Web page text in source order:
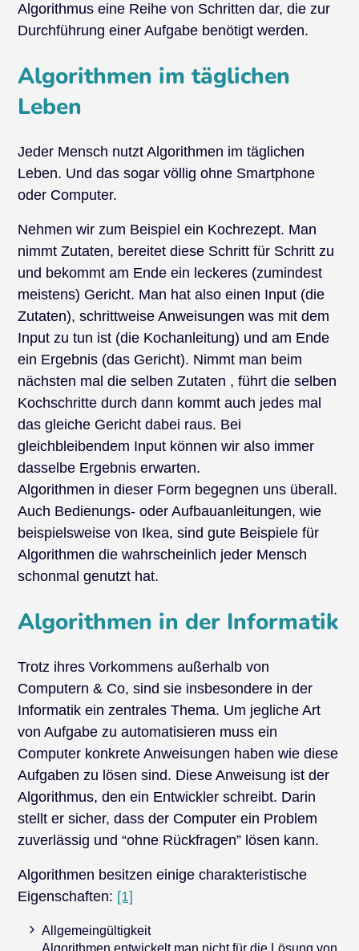
Algorithmus eine Reihe von Schritten dar, die zur
Durchführung einer Aufgabe benötigt werden.
Algorithmen im täglichen
Leben
Jeder Mensch nutzt Algorithmen im täglichen
Leben. Und das sogar völlig ohne Smartphone
oder Computer.
Nehmen wir zum Beispiel ein Kochrezept. Man
nimmt Zutaten, bereitet diese Schritt für Schritt zu
und bekommt am Ende ein leckeres (zumindest
meistens) Gericht. Man hat also einen Input (die
Zutaten), schrittweise Anweisungen was mit dem
Input zu tun ist (die Kochanleitung) und am Ende
ein Ergebnis (das Gericht). Nimmt man beim
nächsten mal die selben Zutaten , führt die selben
Kochschritte durch dann kommt auch jedes mal
das gleiche Gericht dabei raus. Bei
gleichbleibendem Input können wir also immer
dasselbe Ergebnis erwarten.
Algorithmen in dieser Form begegnen uns überall.
Auch Bedienungs- oder Aufbauanleitungen, wie
beispielsweise von Ikea, sind gute Beispiele für
Algorithmen die wahrscheinlich jeder Mensch
schonmal genutzt hat.
Algorithmen in der Informatik
Trotz ihres Vorkommens außerhalb von
Computern & Co, sind sie insbesondere in der
Informatik ein zentrales Thema. Um jegliche Art
von Aufgabe zu automatisieren muss ein
Computer konkrete Anweisungen haben wie diese
Aufgaben zu lösen sind. Diese Anweisung ist der
Algorithmus, den ein Entwickler schreibt. Darin
stellt er sicher, dass der Computer ein Problem
zuverlässig und “ohne Rückfragen” lösen kann.
Algorithmen besitzen einige charakteristische
Eigenschaften: [1]
Allgemeingültigkeit